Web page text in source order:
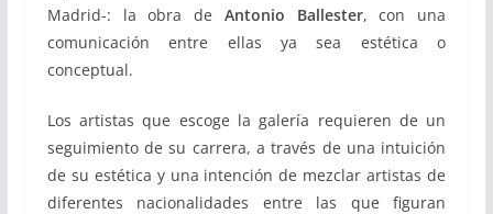
Madrid-: la obra de Antonio Ballester, con una
comunicación entre ellas ya sea estética o
conceptual.
Los artistas que escoge la galería requieren de un
seguimiento de su carrera, a través de una intuición
de su estética y una intención de mezclar artistas de
diferentes nacionalidades entre las que figuran